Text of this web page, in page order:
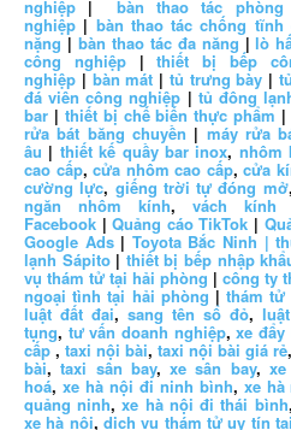
nghiệp |bàn thao tác phòng
nghiệp | bàn thao tác chống tĩnh
nặng| bàn thao tác đa năng|lò
công nghiệp|thiết bị bếp
nghiệp |bàn mát | tủ trưng bày |
đá viên công nghiệp | tủ đông
bar | thiết bị chế biến thực phẩm |
rửa bát băng chuyền | máy rửa
âu | thiết kế quầy bar inox, nhôm
cao cấp, cửa nhôm cao cấp, cửa
cường lực, giếng trời tự đóng mở,
ngăn nhôm kính, vách kính
Facebook |Quảng cáo TikTok |
Google Ads| Toyota Bắc Ninh |
lạnh Sápito |thiết bị bếp nhập
vụ thám tử tại hải phòng | công ty
ngoại tình tại hải phòng |thám tử
luật đất đai, sang tên sổ đỏ,
tụng, tư vấn doanh nghiệp,xe đẩy
cấp, taxi nội bài, taxi nội bài giá rẻ,
bài,taxi sân bay,xe sân bay,
hoá, xe hà nội đi ninh bình, xe
quảng ninh,xe hà nội đi thái bình,
xe hà nội,dịch vụ thám tử uy tín